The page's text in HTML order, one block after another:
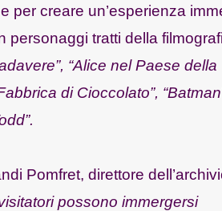
per creare un’esperienza
personaggi tratti della
“Alice nel Paese della
di Cioccolato”,
Pomfret, direttore
possono immergersi